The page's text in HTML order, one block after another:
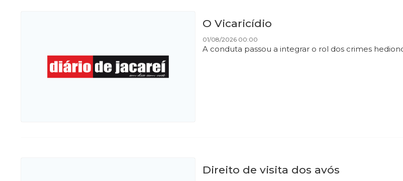
O Vicaricídio
01/08/2026 00:00
A conduta passou a integrar o rol dos crimes
Direito de visita dos avós